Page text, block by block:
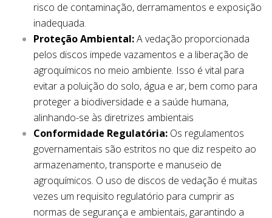
risco de contaminação, derramamentos e exposição
inadequada.
Proteção Ambiental:A vedação proporcionada
pelos discos impede vazamentos e a liberação de
agroquímicos no meio ambiente. Isso é vital para
evitar a poluição do solo, água e ar, bem como para
proteger a biodiversidade e a saúde humana,
alinhando-se às diretrizes ambientais
Conformidade Regulatória: Os regulamentos
governamentais são estritos no que diz respeito ao
armazenamento, transporte e manuseio de
agroquímicos. O uso de discos de vedação é muitas
vezes um requisito regulatório para cumprir as
normas de segurança e ambientais, garantindo a